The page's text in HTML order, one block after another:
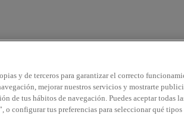
y de terceros para garantizar el correcto
mejorar nuestros servicios y mostrarte
de tus hábitos de navegación. Puedes aceptar todas
o configurar tus preferencias para seleccionar qué tipos